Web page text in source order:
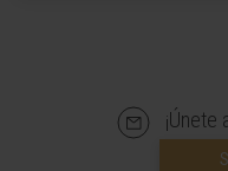
¡Únete